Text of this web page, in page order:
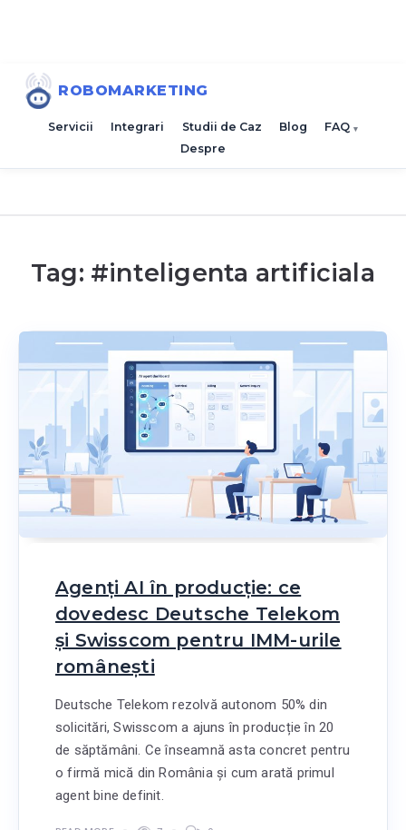
ROBOMARKETING
Servicii Integrari Studii de Caz Blog
FAQ
Despre
Tag: #inteligenta artificiala
Agenți AI în producție: ce
dovedesc Deutsche Telekom
și Swisscom pentru IMM-urile
românești
Deutsche Telekom rezolvă autonom 50% din
solicitări, Swisscom a ajuns în producție în 20
de săptămâni. Ce înseamnă asta concret pentru
o firmă mică din România și cum arată primul
agent bine definit.